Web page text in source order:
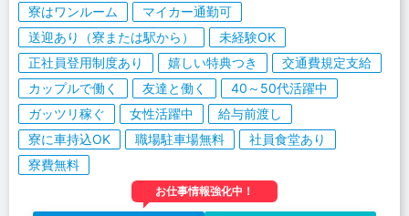
寮はワンルーム
マイカー通勤可
送迎あり（寮または駅から）
未経験OK
正社員登用制度あり
嬉しい特典つき
交通費規定支給
カップルで働く
友達と働く
40～50代活躍中
ガッツリ稼ぐ
女性活躍中
給与前渡し
寮に車持込OK
職場駐車場無料
社員食堂あり
寮費無料
お仕事情報強化中！